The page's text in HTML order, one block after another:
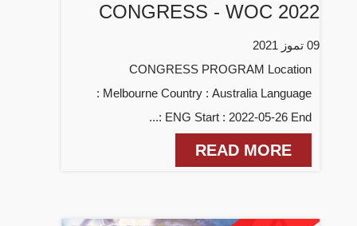
CONGRESS - WOC 2022
09 تموز 2021
CONGRESS PROGRAM Location
: Melbourne Country : Australia Language
: ENG Start : 2022-05-26 End...
READ MORE